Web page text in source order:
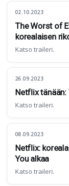
02.10.2023
The Worst of
korealaisen
Katso traileri.
26.09.2023
Netflix tänään:
Katso traileri.
08.09.2023
Netflix:
You alkaa
Katso traileri.